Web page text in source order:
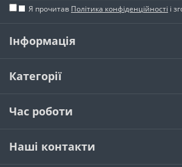
Я прочитав Політика конфіденційності і
Інформація
Категорії
Час роботи
Наші контакти